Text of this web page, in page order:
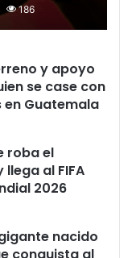
186
y apoyo
se case con
en Guatemala
roba el
al FIFA
2026
nacido